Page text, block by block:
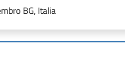
BG, Italia